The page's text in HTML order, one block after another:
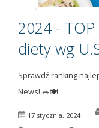
2024 -
diety wg
Sprawdź ranking
News! 🥗🍽️
17 stycznia, 2024